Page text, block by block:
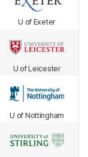
U of Exeter
U of Leicester
U of Nottingham